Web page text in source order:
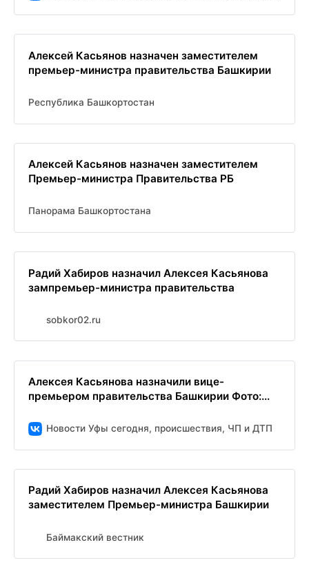
Алексей Касьянов назначен заместителем
премьер-министра правительства Башкирии
Республика Башкортостан
Алексей Касьянов назначен заместителем
Премьер-министра Правительства РБ
Панорама Башкортостана
Радий Хабиров назначил Алексея Касьянова
зампремьер-министра правительства
sobkor02.ru
Алексея Касьянова назначили вице-
премьером правительства Башкирии Фото:...
Новости Уфы сегодня, происшествия, ЧП и ДТП
Радий Хабиров назначил Алексея Касьянова
заместителем Премьер-министра Башкирии
Баймакский вестник